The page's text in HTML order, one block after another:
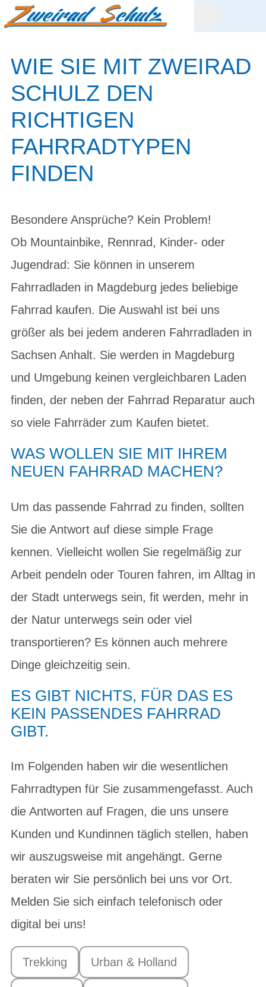
WIE SIE MIT ZWEIRAD
SCHULZ DEN
RICHTIGEN
FAHRRADTYPEN
FINDEN
Besondere Ansprüche? Kein Problem!
Ob Mountainbike, Rennrad, Kinder- oder
Jugendrad: Sie können in unserem
Fahrradladen in Magdeburg jedes beliebige
Fahrrad kaufen. Die Auswahl ist bei uns
größer als bei jedem anderen Fahrradladen in
Sachsen Anhalt. Sie werden in Magdeburg
und Umgebung keinen vergleichbaren Laden
finden, der neben der Fahrrad Reparatur auch
so viele Fahrräder zum Kaufen bietet.
WAS WOLLEN SIE MIT IHREM
NEUEN FAHRRAD MACHEN?
Um das passende Fahrrad zu finden, sollten
Sie die Antwort auf diese simple Frage
kennen. Vielleicht wollen Sie regelmäßig zur
Arbeit pendeln oder Touren fahren, im Alltag in
der Stadt unterwegs sein, fit werden, mehr in
der Natur unterwegs sein oder viel
transportieren? Es können auch mehrere
Dinge gleichzeitig sein.
ES GIBT NICHTS, FÜR DAS ES
KEIN PASSENDES FAHRRAD
GIBT.
Im Folgenden haben wir die wesentlichen
Fahrradtypen für Sie zusammengefasst. Auch
die Antworten auf Fragen, die uns unsere
Kunden und Kundinnen täglich stellen, haben
wir auszugsweise mit angehängt. Gerne
beraten wir Sie persönlich bei uns vor Ort.
Melden Sie sich einfach telefonisch oder
digital bei uns!
Trekking Urban & Holland